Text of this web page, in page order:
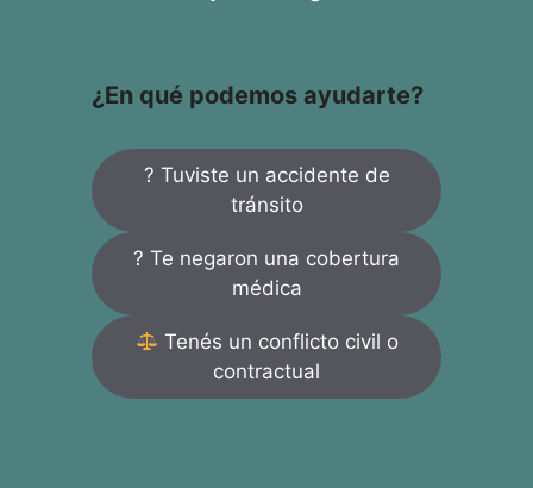
¿En qué podemos ayudarte?
? Tuviste un accidente de
tránsito
? Te negaron una cobertura
médica
Tenés un conflicto civil o
contractual